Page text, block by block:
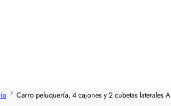
Carro peluquería, 4 cajones y 2 cubetas laterales A